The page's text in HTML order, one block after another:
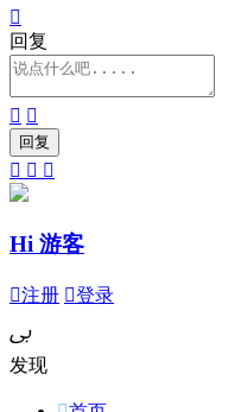

回复
 
  
Hi 游客
注册 登录
ﰉ
发现